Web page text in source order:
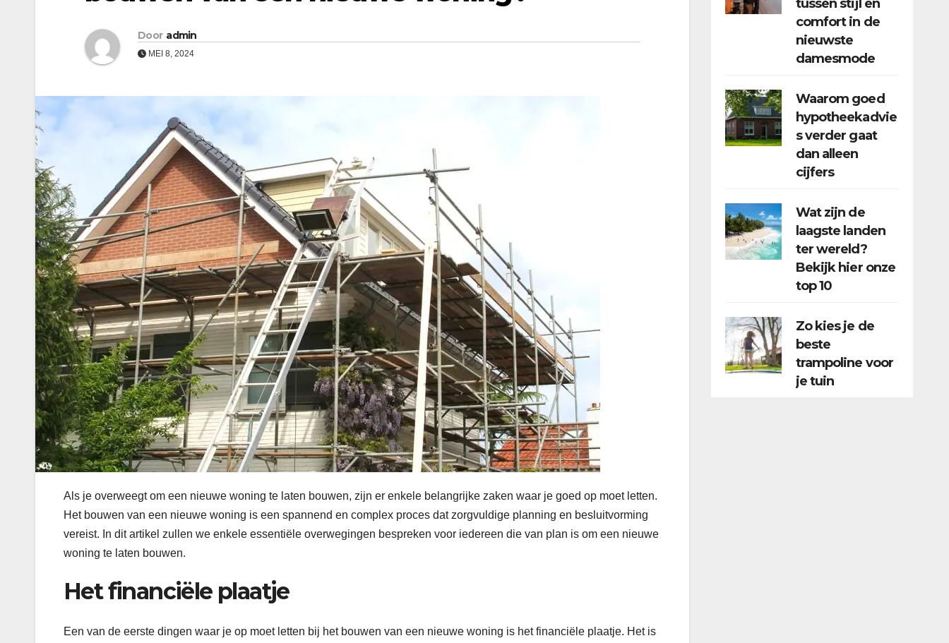
Door admin
MEI 8, 2024
Als je overweegt om een nieuwe woning te laten bouwen, zijn er enkele belangrijke zaken waar je goed op moet letten.
Het bouwen van een nieuwe woning is een spannend en complex proces dat zorgvuldige planning en besluitvorming
vereist. In dit artikel zullen we enkele essentiële overwegingen bespreken voor iedereen die van plan is om een nieuwe
woning te laten bouwen.
Het financiële plaatje
Een van de eerste dingen waar je op moet letten bij het bouwen van een nieuwe woning is het financiële plaatje. Het is
tussen stijl en
comfort in de
nieuwste
damesmode
Waarom goed
hypotheekadvie
s verder gaat
dan alleen
cijfers
Wat zijn de
laagste landen
ter wereld?
Bekijk hier onze
top 10
Zo kies je de
beste
trampoline voor
je tuin